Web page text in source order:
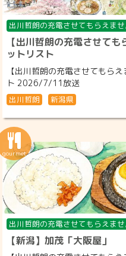
出川哲朗の充電させてもらえま
【出川哲朗の充電させて
ットリスト
【出川哲朗の充電させてもら
ト 2026/7/11放送
出川哲朗 新潟県
出川哲朗の充電させてもらえま
【新潟】加茂「大阪屋」